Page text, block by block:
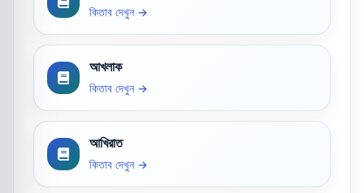
কিতাব দেখুন →
আখলাক
কিতাব দেখুন →
আখিরাত
কিতাব দেখুন →